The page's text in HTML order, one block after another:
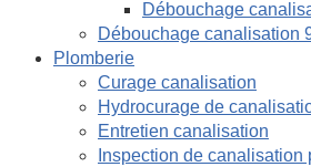
Débouchage
Débouchage canalisation
Plomberie
Curage canalisation
Hydrocurage de
Entretien canalisation
Inspection de canalisation